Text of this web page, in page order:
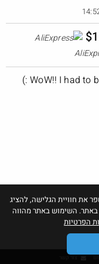
@Amikam
4· 2· 41
את חוויית הגלישה, להציג
באתר. השימוש באתר מהווה
הפרטיות
WoW!! I had to